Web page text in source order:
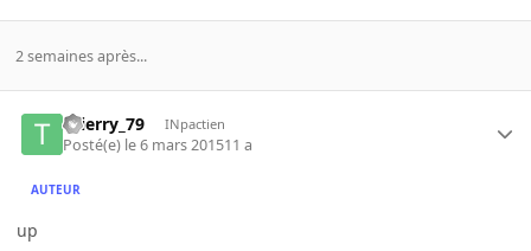
2 semaines après...
thierry_79 INpactien
Posté(e) le 6 mars 201511 a
AUTEUR
up